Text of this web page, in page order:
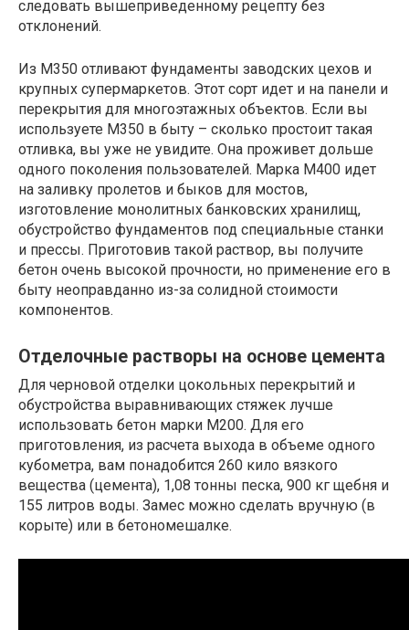
следовать вышеприведенному рецепту без
отклонений.
Из М350 отливают фундаменты заводских цехов и
крупных супермаркетов. Этот сорт идет и на панели и
перекрытия для многоэтажных объектов. Если вы
используете М350 в быту – сколько простоит такая
отливка, вы уже не увидите. Она проживет дольше
одного поколения пользователей. Марка М400 идет
на заливку пролетов и быков для мостов,
изготовление монолитных банковских хранилищ,
обустройство фундаментов под специальные станки
и прессы. Приготовив такой раствор, вы получите
бетон очень высокой прочности, но применение его в
быту неоправданно из-за солидной стоимости
компонентов.
Отделочные растворы на основе цемента
Для черновой отделки цокольных перекрытий и
обустройства выравнивающих стяжек лучше
использовать бетон марки М200. Для его
приготовления, из расчета выхода в объеме одного
кубометра, вам понадобится 260 кило вязкого
вещества (цемента), 1,08 тонны песка, 900 кг щебня и
155 литров воды. Замес можно сделать вручную (в
корыте) или в бетономешалке.